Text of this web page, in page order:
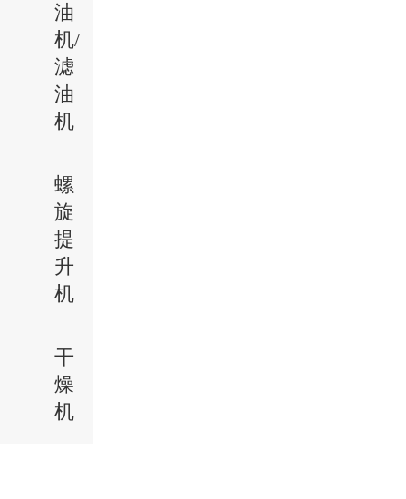
油
机/
滤
油
机
螺
旋
提
升
机
干
燥
机